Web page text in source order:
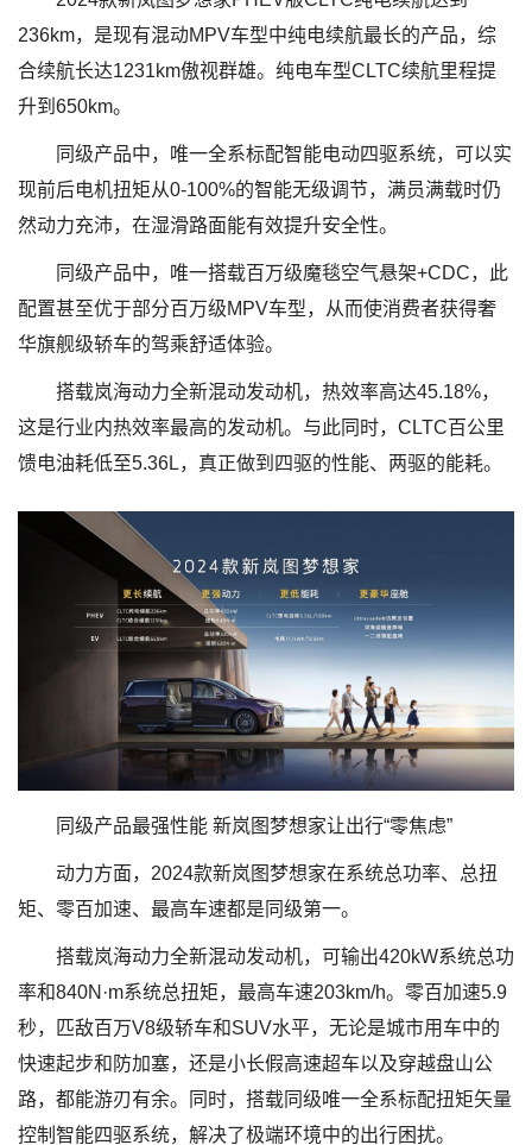
236km，是现有混动MPV车型中纯电续航最长的产品，综
合续航长达1231km傲视群雄。纯电车型CLTC续航里程提
升到650km。
同级产品中，唯一全系标配智能电动四驱系统，可以实
现前后电机扭矩从0-100%的智能无级调节，满员满载时仍
然动力充沛，在湿滑路面能有效提升安全性。
同级产品中，唯一搭载百万级魔毯空气悬架+CDC，此
配置甚至优于部分百万级MPV车型，从而使消费者获得奢
华旗舰级轿车的驾乘舒适体验。
搭载岚海动力全新混动发动机，热效率高达45.18%，
这是行业内热效率最高的发动机。与此同时，CLTC百公里
馈电油耗低至5.36L，真正做到四驱的性能、两驱的能耗。
同级产品最强性能 新岚图梦想家让出行“零焦虑”
动力方面，2024款新岚图梦想家在系统总功率、总扭
矩、零百加速、最高车速都是同级第一。
搭载岚海动力全新混动发动机，可输出420kW系统总功
率和840N·m系统总扭矩，最高车速203km/h。零百加速5.9
秒，匹敌百万V8级轿车和SUV水平，无论是城市用车中的
快速起步和防加塞，还是小长假高速超车以及穿越盘山公
路，都能游刃有余。同时，搭载同级唯一全系标配扭矩矢量
控制智能四驱系统，解决了极端环境中的出行困扰。